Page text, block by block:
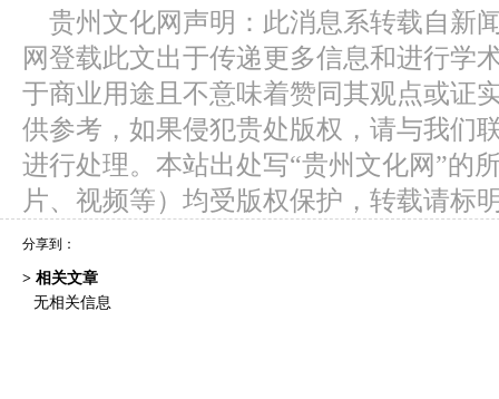
贵州文化网声明：此消息系转载自新
网登载此文出于传递更多信息和进行学
于商业用途且不意味着赞同其观点或证
供参考，如果侵犯贵处版权，请与我们
进行处理。本站出处写“贵州文化网”的
片、视频等）均受版权保护，转载请标
分享到：
> 相关文章
无相关信息